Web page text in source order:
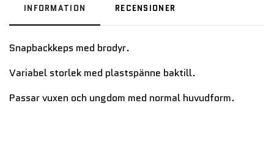
INFORMATION RECENSIONER
Snapbackkeps med brodyr.
Variabel storlek med plastspänne baktill.
Passar vuxen och ungdom med normal huvudform.